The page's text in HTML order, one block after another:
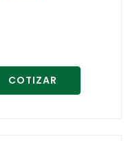
COTIZAR